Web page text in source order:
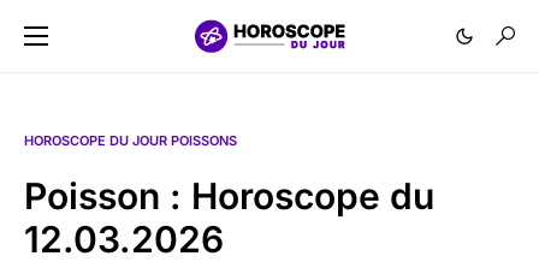
HOROSCOPE DU JOUR POISSONS
Poisson : Horoscope du
12.03.2026